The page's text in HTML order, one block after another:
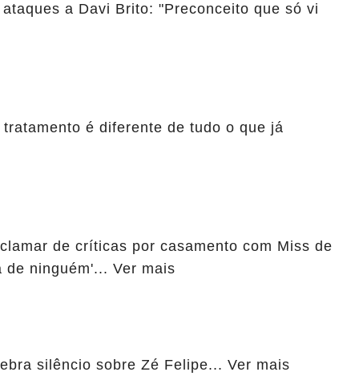
a Davi Brito: "Preconceito que só vi
é diferente de tudo o que já
de críticas por casamento com Miss de
de ninguém'... Ver mais
silêncio sobre Zé Felipe... Ver mais